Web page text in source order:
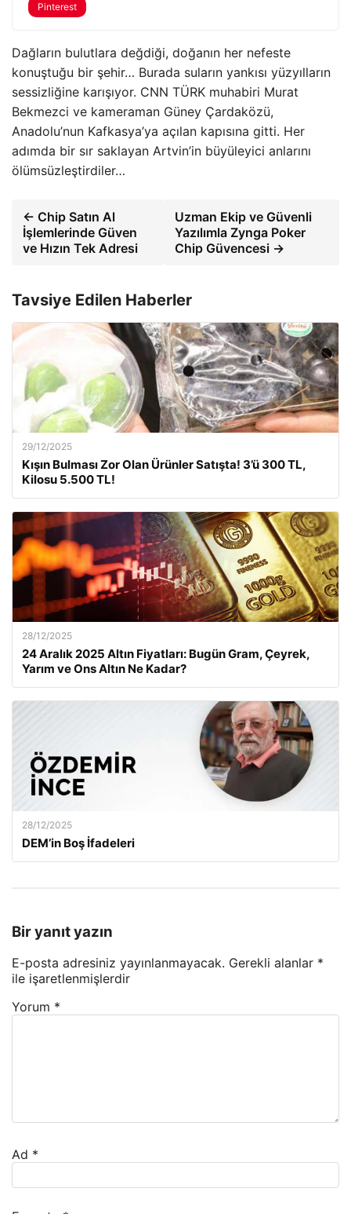
Pinterest
Dağların bulutlara değdiği, doğanın her nefeste
konuştuğu bir şehir… Burada suların yankısı yüzyılların
sessizliğine karışıyor. CNN TÜRK muhabiri Murat
Bekmezci ve kameraman Güney Çardaközü,
Anadolu’nun Kafkasya’ya açılan kapısına gitti. Her
adımda bir sır saklayan Artvin’in büyüleyici anlarını
ölümsüzleştirdiler…
← Chip Satın Al
İşlemlerinde Güven
ve Hızın Tek Adresi
Uzman Ekip ve Güvenli
Yazılımla Zynga Poker
Chip Güvencesi →
Tavsiye Edilen Haberler
29/12/2025
Kışın Bulması Zor Olan Ürünler Satışta! 3’ü 300 TL,
Kilosu 5.500 TL!
28/12/2025
24 Aralık 2025 Altın Fiyatları: Bugün Gram, Çeyrek,
Yarım ve Ons Altın Ne Kadar?
28/12/2025
DEM’in Boş İfadeleri
Bir yanıt yazın
E-posta adresiniz yayınlanmayacak. Gerekli alanlar *
ile işaretlenmişlerdir
Yorum *
Ad *